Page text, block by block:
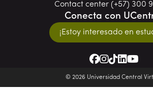
Contact center (+57) 300
Conecta con
¡Estoy interesado en
© 2026 Universidad Central